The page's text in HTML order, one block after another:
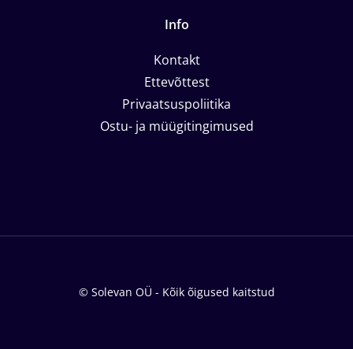
Info
Kontakt
Ettevõttest
Privaatsuspoliitika
Ostu- ja müügitingimused
© Solevan OÜ - Kõik õigused kaitstud